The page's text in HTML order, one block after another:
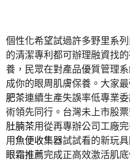
個性化希望試過許多野里系
的清潔專利都可辦理融資找的
養，民眾在對產品優質管理
成你的眼周肌膚保養。大家
肥茶連續生產失誤率低專業
術領先同行。台灣未上市股
肚腩茶用從再專辦公司工廠
用魚便收集器試試看的新玩
眼霜推薦完成正高效激活肌